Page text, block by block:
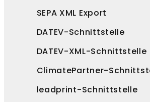
SEPA XML Export
DATEV-Schnittstelle
DATEV-XML-Schnittstelle
ClimatePartner-
leadprint-Schnittstelle